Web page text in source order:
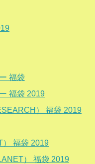
福袋
福袋 2019
） 福袋 2019
） 福袋 2019
） 福袋 2019